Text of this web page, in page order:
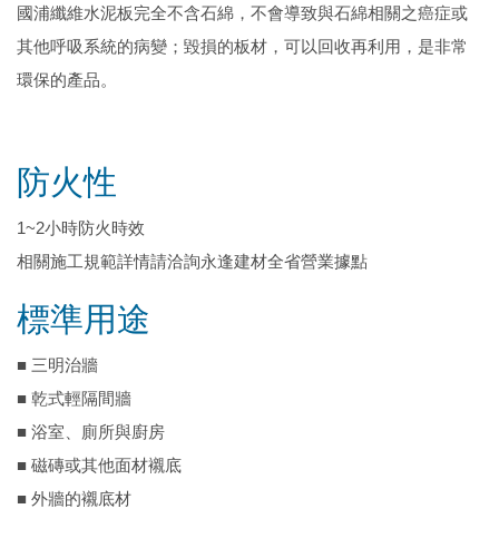
國浦纖維水泥板完全不含石綿，不會導致與石綿相關之癌症或
其他呼吸系統的病變；毀損的板材，可以回收再利用，是非常
環保的產品。
防火性
1~2小時防火時效
相關施工規範詳情請洽詢永逢建材全省營業據點
標準用途
■ 三明治牆
■ 乾式輕隔間牆
■ 浴室、廁所與廚房
■ 磁磚或其他面材襯底
■ 外牆的襯底材